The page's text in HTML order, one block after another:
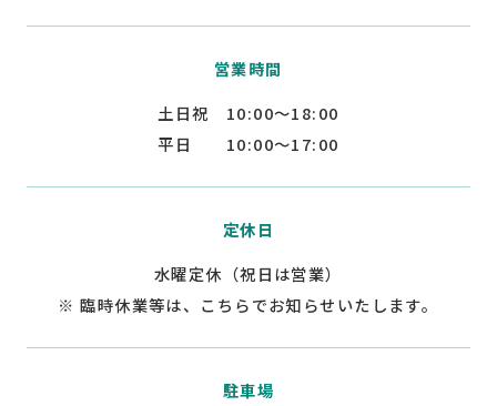
営業時間
土日祝 10:00～18:00
平日 10:00～17:00
定休日
水曜定休（祝日は営業）
※ 臨時休業等は、こちらでお知らせいたします。
駐車場